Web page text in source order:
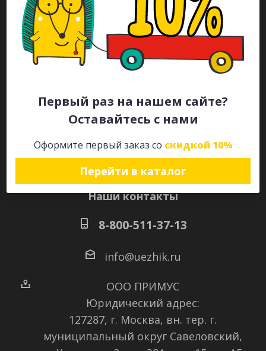
Первый раз на нашем сайте?
Оставайтесь с нами
Оформите первый заказ со скидкой 10%
Перейти в каталог
Рекламодателям
Каталог
Будьте всегда в курсе!
Наши контакты
8-800-511-37-13
info@uezhik.ru
ООО ПРИМУС
Юридический адрес:
127287, г. Москва, вн. тер. г.
муниципальный округ Савеловский,